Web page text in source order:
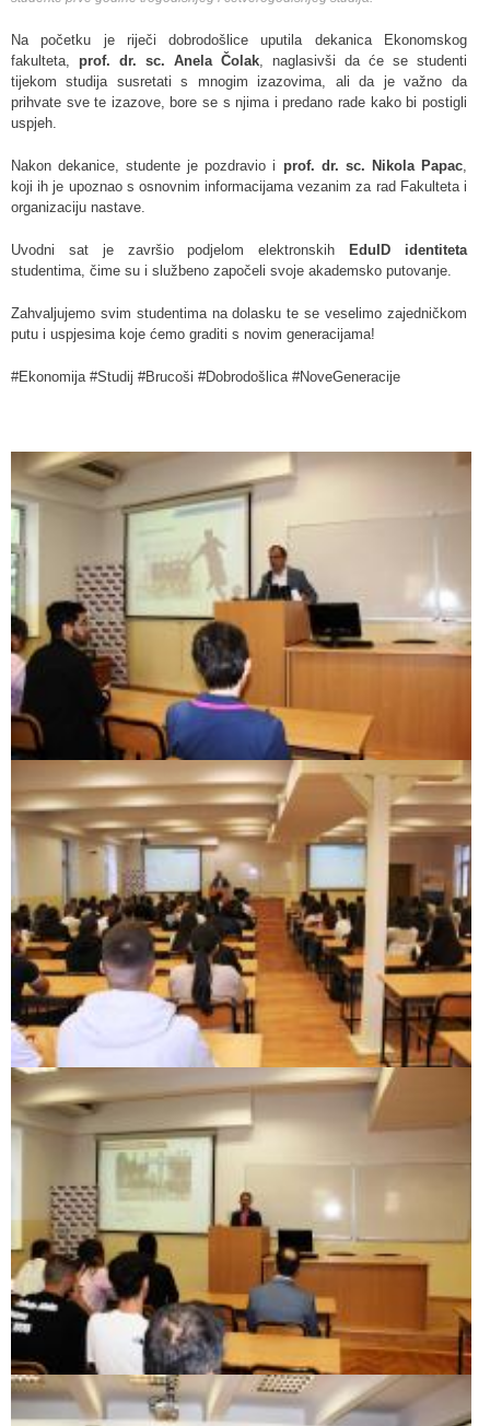
Na početku je riječi dobrodošlice uputila dekanica Ekonomskog
fakulteta, prof. dr. sc. Anela Čolak, naglasivši da će se studenti
tijekom studija susretati s mnogim izazovima, ali da je važno da
prihvate sve te izazove, bore se s njima i predano rade kako bi postigli
uspjeh.
Nakon dekanice, studente je pozdravio i prof. dr. sc. Nikola Papac,
koji ih je upoznao s osnovnim informacijama vezanim za rad Fakulteta i
organizaciju nastave.
Uvodni sat je završio podjelom elektronskih
EduID identiteta
studentima, čime su i službeno započeli svoje akademsko putovanje.
Zahvaljujemo svim studentima na dolasku te se veselimo zajedničkom
putu i uspjesima koje ćemo graditi s novim generacijama!
#Ekonomija #Studij #Brucoši #Dobrodošlica #NoveGeneracije